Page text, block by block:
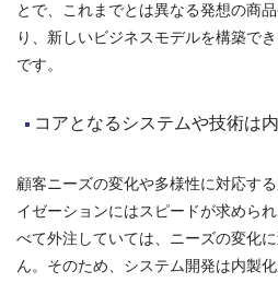
とで、これまでとは異なる発想の商
り、新しいビジネスモデルを構築で
です。
コアとなるシステムや技術は
顧客ニーズの変化や多様性に対応す
イゼーションにはスピードが求めら
べて外注していては、ニーズの変化
ん。そのため、システム開発は内製